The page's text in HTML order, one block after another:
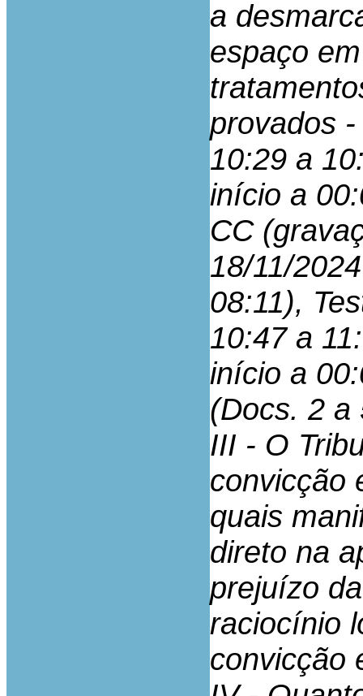
a
espaço
provados
10:29 a
início a
CC
18/11/
08:11),
10:47 a
início a
(Docs. 2 a
III - O
convicção
quais
direto na
prejuízo
raciocínio
convicção